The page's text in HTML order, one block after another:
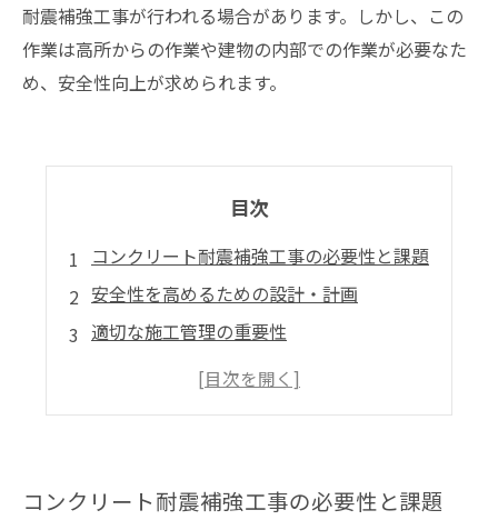
耐震補強工事が行われる場合があります。しかし、この
作業は高所からの作業や建物の内部での作業が必要なた
め、安全性向上が求められます。
目次
コンクリート耐震補強工事の必要性と課題
安全性を高めるための設計・計画
適切な施工管理の重要性
材料・機械の選定とメンテナンス
コンクリート耐震補強工事の必要性と課題